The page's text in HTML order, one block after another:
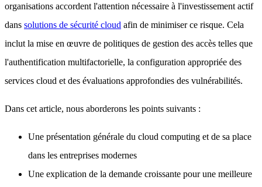
organisations accordent l'attention nécessaire à l'investissement actif
dans solutions de sécurité cloud afin de minimiser ce risque. Cela
inclut la mise en œuvre de politiques de gestion des accès telles que
l'authentification multifactorielle, la configuration appropriée des
services cloud et des évaluations approfondies des vulnérabilités.
Dans cet article, nous aborderons les points suivants :
Une présentation générale du cloud computing et de sa place
dans les entreprises modernes
Une explication de la demande croissante pour une meilleure